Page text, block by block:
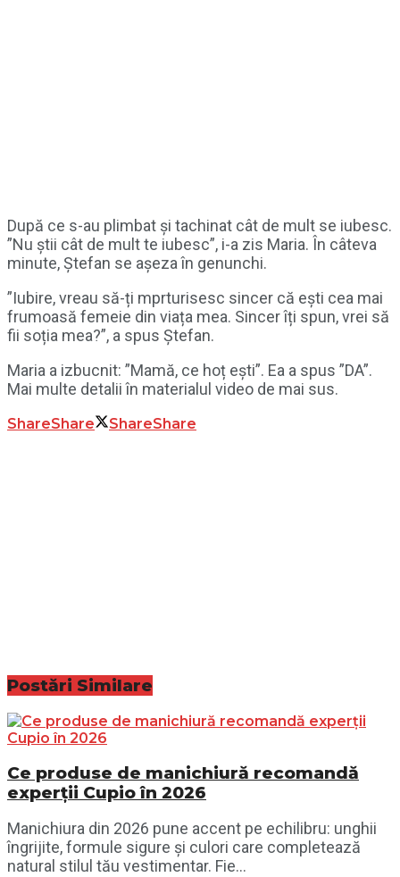
După ce s-au plimbat și tachinat cât de mult se iubesc.
”Nu știi cât de mult te iubesc”, i-a zis Maria. În câteva
minute, Ștefan se așeza în genunchi.
”Iubire, vreau să-ți mprturisesc sincer că ești cea mai
frumoasă femeie din viața mea. Sincer îți spun, vrei să
fii soția mea?”, a spus Ștefan.
Maria a izbucnit: ”Mamă, ce hoț ești”. Ea a spus ”DA”.
Mai multe detalii în materialul video de mai sus.
ShareShare ShareShare
Postări Similare
Ce produse de manichiură recomandă
experții Cupio în 2026
Manichiura din 2026 pune accent pe echilibru: unghii
îngrijite, formule sigure și culori care completează
natural stilul tău vestimentar. Fie...